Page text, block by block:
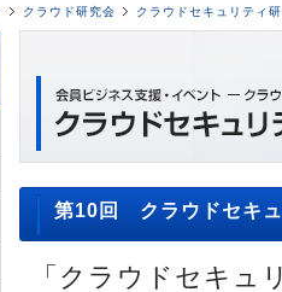
クラウド研究会 クラウドセキュリティ
第10回 クラウドセキ
「クラウドセキュ